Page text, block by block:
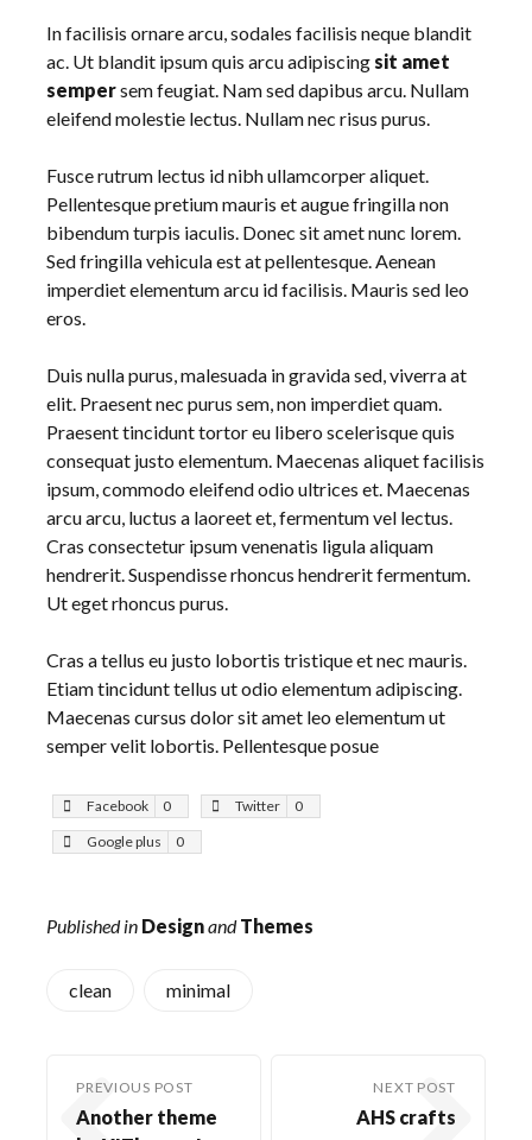
In facilisis ornare arcu, sodales facilisis neque blandit
ac. Ut blandit ipsum quis arcu adipiscing sit amet
sempersem feugiat. Nam sed dapibus arcu. Nullam
eleifend molestie lectus. Nullam nec risus purus.
Fusce rutrum lectus id nibh ullamcorper aliquet.
Pellentesque pretium mauris et augue fringilla non
bibendum turpis iaculis. Donec sit amet nunc lorem.
Sed fringilla vehicula est at pellentesque. Aenean
imperdiet elementum arcu id facilisis. Mauris sed leo
eros.
Duis nulla purus, malesuada in gravida sed, viverra at
elit. Praesent nec purus sem, non imperdiet quam.
Praesent tincidunt tortor eu libero scelerisque quis
consequat justo elementum. Maecenas aliquet facilisis
ipsum, commodo eleifend odio ultrices et. Maecenas
arcu arcu, luctus a laoreet et, fermentum vel lectus.
Cras consectetur ipsum venenatis ligula aliquam
hendrerit. Suspendisse rhoncus hendrerit fermentum.
Ut eget rhoncus purus.
Cras a tellus eu justo lobortis tristique et nec mauris.
Etiam tincidunt tellus ut odio elementum adipiscing.
Maecenas cursus dolor sit amet leo elementum ut
semper velit lobortis. Pellentesque posue
Facebook 0 Twitter
0
Google plus
0
Published in DesignandThemes
clean minimal
PREVIOUS POST
Another theme
NEXT POST
AHS crafts